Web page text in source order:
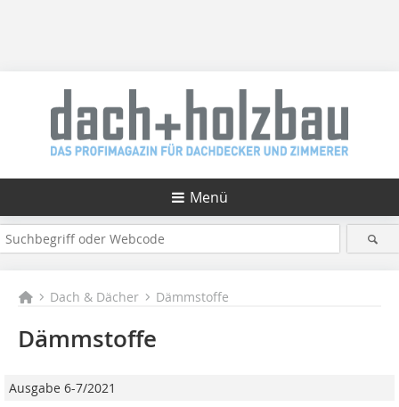
Menü
Dach & Dächer Dämmstoffe
Dämmstoffe
Ausgabe 6-7/2021